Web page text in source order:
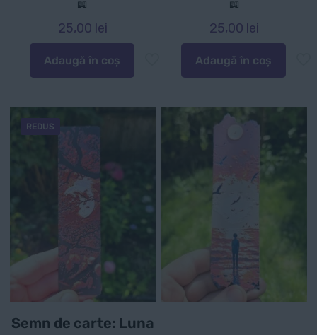
📖
25,00 lei
Adaugă în coș
📖
25,00 lei
Adaugă în coș
REDUS
Semn de carte: Luna